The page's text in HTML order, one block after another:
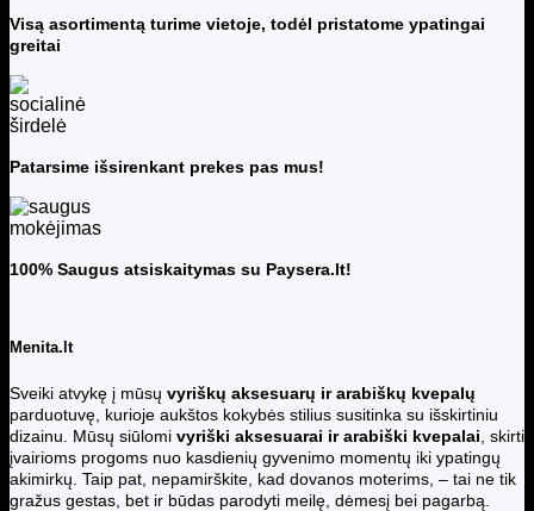
Visą asortimentą turime vietoje, todėl pristatome ypatingai
greitai
Patarsime išsirenkant prekes pas mus!
100% Saugus atsiskaitymas su Paysera.lt!
Menita.lt
Sveiki atvykę į mūsų vyriškų aksesuarų ir arabiškų kvepalų
parduotuvę, kurioje aukštos kokybės stilius susitinka su išskirtiniu
dizainu. Mūsų siūlomi vyriški aksesuarai ir arabiški kvepalai , skirti
įvairioms progoms nuo kasdienių gyvenimo momentų iki ypatingų
akimirkų. Taip pat, nepamirškite, kad dovanos moterims, – tai ne tik
gražus gestas, bet ir būdas parodyti meilę, dėmesį bei pagarbą.